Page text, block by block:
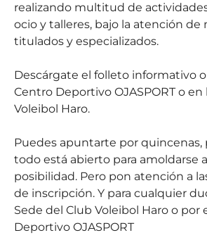
realizando multitud de
ocio y talleres, bajo la atención de
titulados y especializados.
Descárgate el folleto informativo
Centro Deportivo OJASPORT o en
Voleibol Haro.
Puedes apuntarte por quincenas,
todo está abierto para amoldarse
posibilidad. Pero pon atención a
de inscripción. Y para cualquier
Sede del Club Voleibol Haro o por
Deportivo OJASPORT